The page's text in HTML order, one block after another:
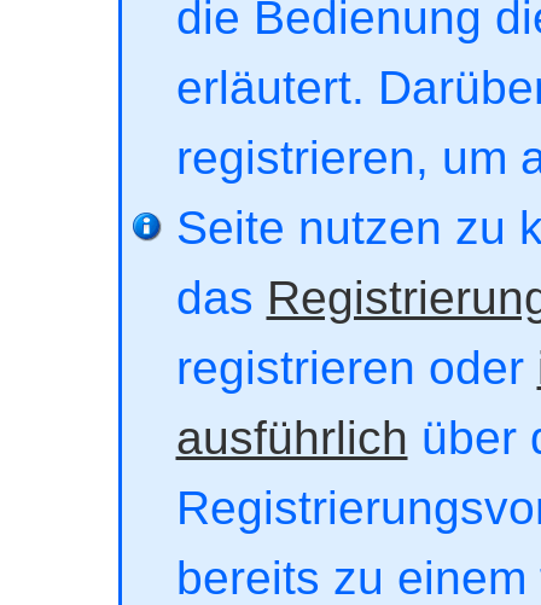
die Bedienung
erläutert.
registrieren, um
Seite nutzen zu
das
registrieren oder
ausführlich über
bereits zu